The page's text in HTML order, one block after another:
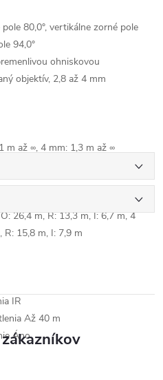
80,0°, vertikálne zorné pole
94,0°
ohniskovou
objektív, 2,8 až 4 mm
m až ∞, 4 mm: 1,3 m až ∞
26,4 m, R: 13,3 m, I: 6,7 m, 4
R: 15,8 m, I: 7,9 m
IR
Až 40 m
Áno